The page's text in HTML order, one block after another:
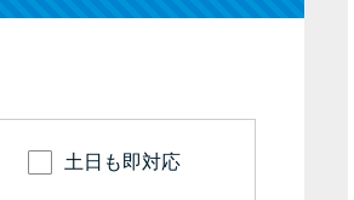
最速！最短40分で借りられるカ
土日も即対応